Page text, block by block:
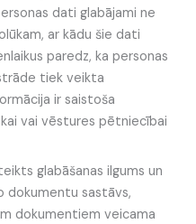
dati glabājami ne
ar kādu šie dati
paredz, ka personas
tiek veikta
ir saistoša
vai vēstures pētniecībai
glabāšanas ilgums un
dokumentu sastāvs,
dokumentiem veicama